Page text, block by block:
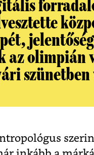
az olimpián
szünetben